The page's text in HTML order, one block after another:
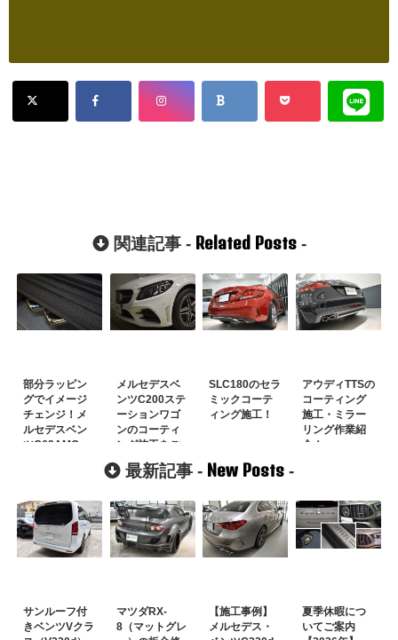
関連記事 - Related Posts-
部分ラッピン
グでイメージ
チェンジ！メ
ルセデスベン
ツG63AMG
メルセデスベ
ンツC200ステ
ーションワゴ
ンのコーティ
ング施工をご
紹介！
SLC180のセラ
ミックコーテ
ィング施工！
アウディTTSの
コーティング
施工・ミラー
リング作業紹
介！
最新記事 - New Posts -
サンルーフ付
きベンツVクラ
マツダRX-
8（マットグレ
【施工事例】
メルセデス・
夏季休暇につ
いてご案内